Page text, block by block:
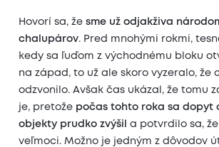
Hovorí sa, žesme už odjakživa
chalupárov. Pred mnohými rokmi,
kedy sa ľuďom z východnému bloku
na západ, to už ale skoro vyzeralo, že
odzvonilo. Avšak čas ukázal, že tomu
je, pretože počas tohto roka sa dopyt
objekty prudko zvýšila potvrdilo sa,
veľmoci. Možno je jedným z dôvodov